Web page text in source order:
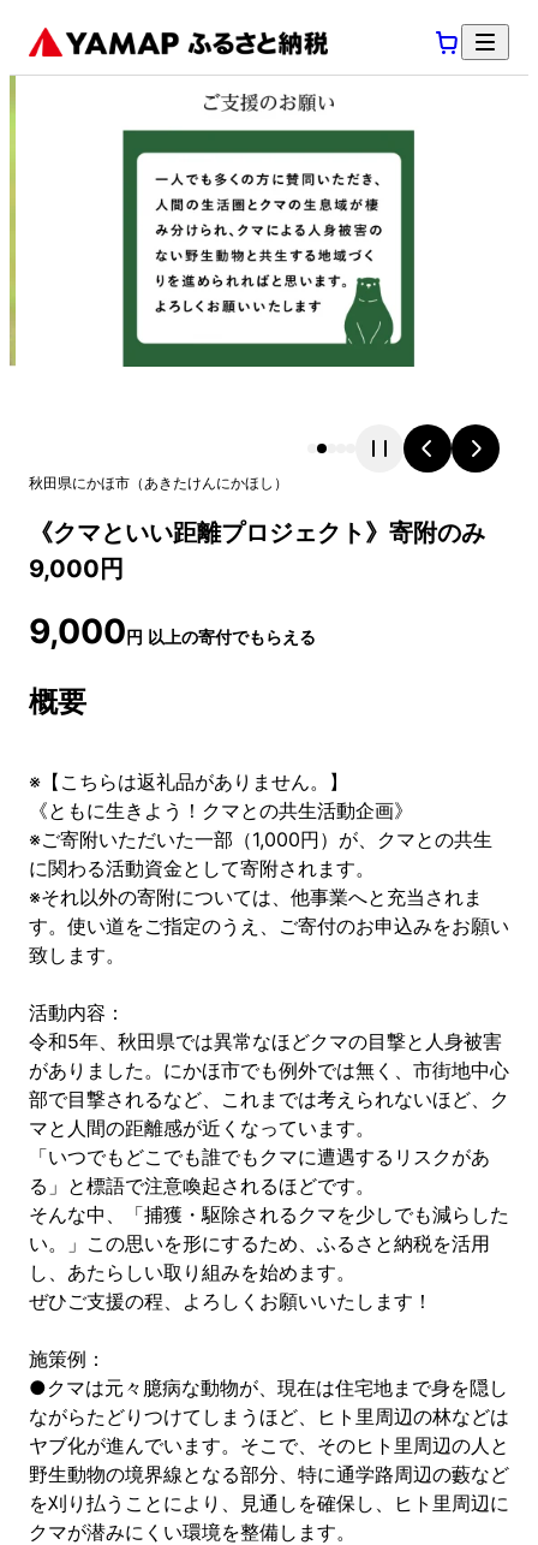
秋田県にかほ市 （あきたけんにかほし ）
《クマといい距離プロジェクト》寄附のみ
9,000円
9,000円 以上の寄付でもらえる
概要
※【こちらは返礼品がありません。】
《ともに生きよう！クマとの共生活動企画》
※ご寄附いただいた一部（1,000円）が、クマとの共生
に関わる活動資金として寄附されます。
※それ以外の寄附については、他事業へと充当されま
す。使い道をご指定のうえ、ご寄付のお申込みをお願い
致します。
活動内容：
令和5年、秋田県では異常なほどクマの目撃と人身被害
がありました。にかほ市でも例外では無く、市街地中心
部で目撃されるなど、これまでは考えられないほど、ク
マと人間の距離感が近くなっています。
「いつでもどこでも誰でもクマに遭遇するリスクがあ
る」と標語で注意喚起されるほどです。
そんな中、「捕獲・駆除されるクマを少しでも減らした
い。」この思いを形にするため、ふるさと納税を活用
し、あたらしい取り組みを始めます。
ぜひご支援の程、よろしくお願いいたします！
施策例：
●クマは元々臆病な動物が、現在は住宅地まで身を隠し
ながらたどりつけてしまうほど、ヒト里周辺の林などは
ヤブ化が進んでいます。そこで、そのヒト里周辺の人と
野生動物の境界線となる部分、特に通学路周辺の藪など
を刈り払うことにより、見通しを確保し、ヒト里周辺に
クマが潜みにくい環境を整備します。